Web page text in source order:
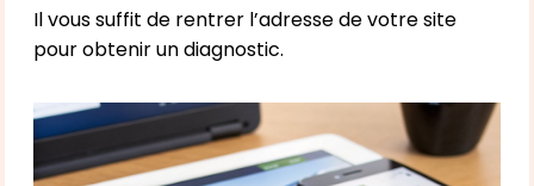
Il vous suffit de rentrer l’adresse de votre site
pour obtenir un diagnostic.